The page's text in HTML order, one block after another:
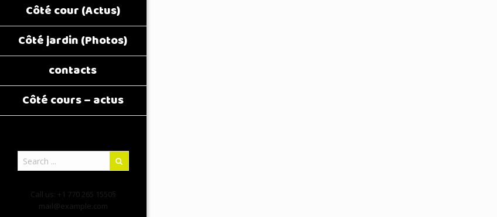
Côté cour (Actus)
Côté jardin (Photos)
contacts
Côté cours – actus
Call us: +1 770 265 1550§
mail@example.com